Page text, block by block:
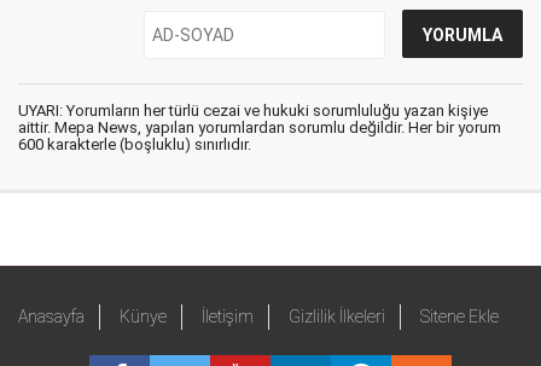
UYARI: Yorumların her türlü cezai ve hukuki sorumluluğu yazan kişiye
aittir. Mepa News, yapılan yorumlardan sorumlu değildir. Her bir yorum
600 karakterle (boşluklu) sınırlıdır.
Anasayfa Künye İletişim Gizlilik İlkeleri Sitene Ekle